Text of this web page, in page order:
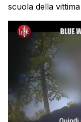
scuola della